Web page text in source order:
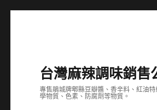
台灣麻辣調味銷售
專售鵑城牌郫縣豆瓣醬、香辛料、紅油
學物質、色素、防腐劑等物質。